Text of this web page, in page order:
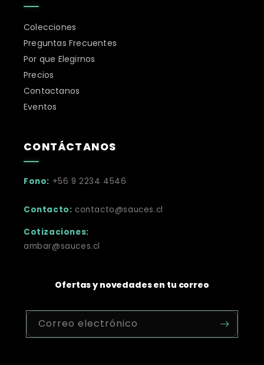
Colecciones
Preguntas Frecuentes
Por que Elegirnos
Precios
Contactanos
Eventos
CONTÁCTANOS
Fono: +56 9 2234 4546
Contacto: contacto@sauces.cl
Cotizaciones:
ambar@sauces.cl
Ofertas y novedades en tu correo
Correo electrónico